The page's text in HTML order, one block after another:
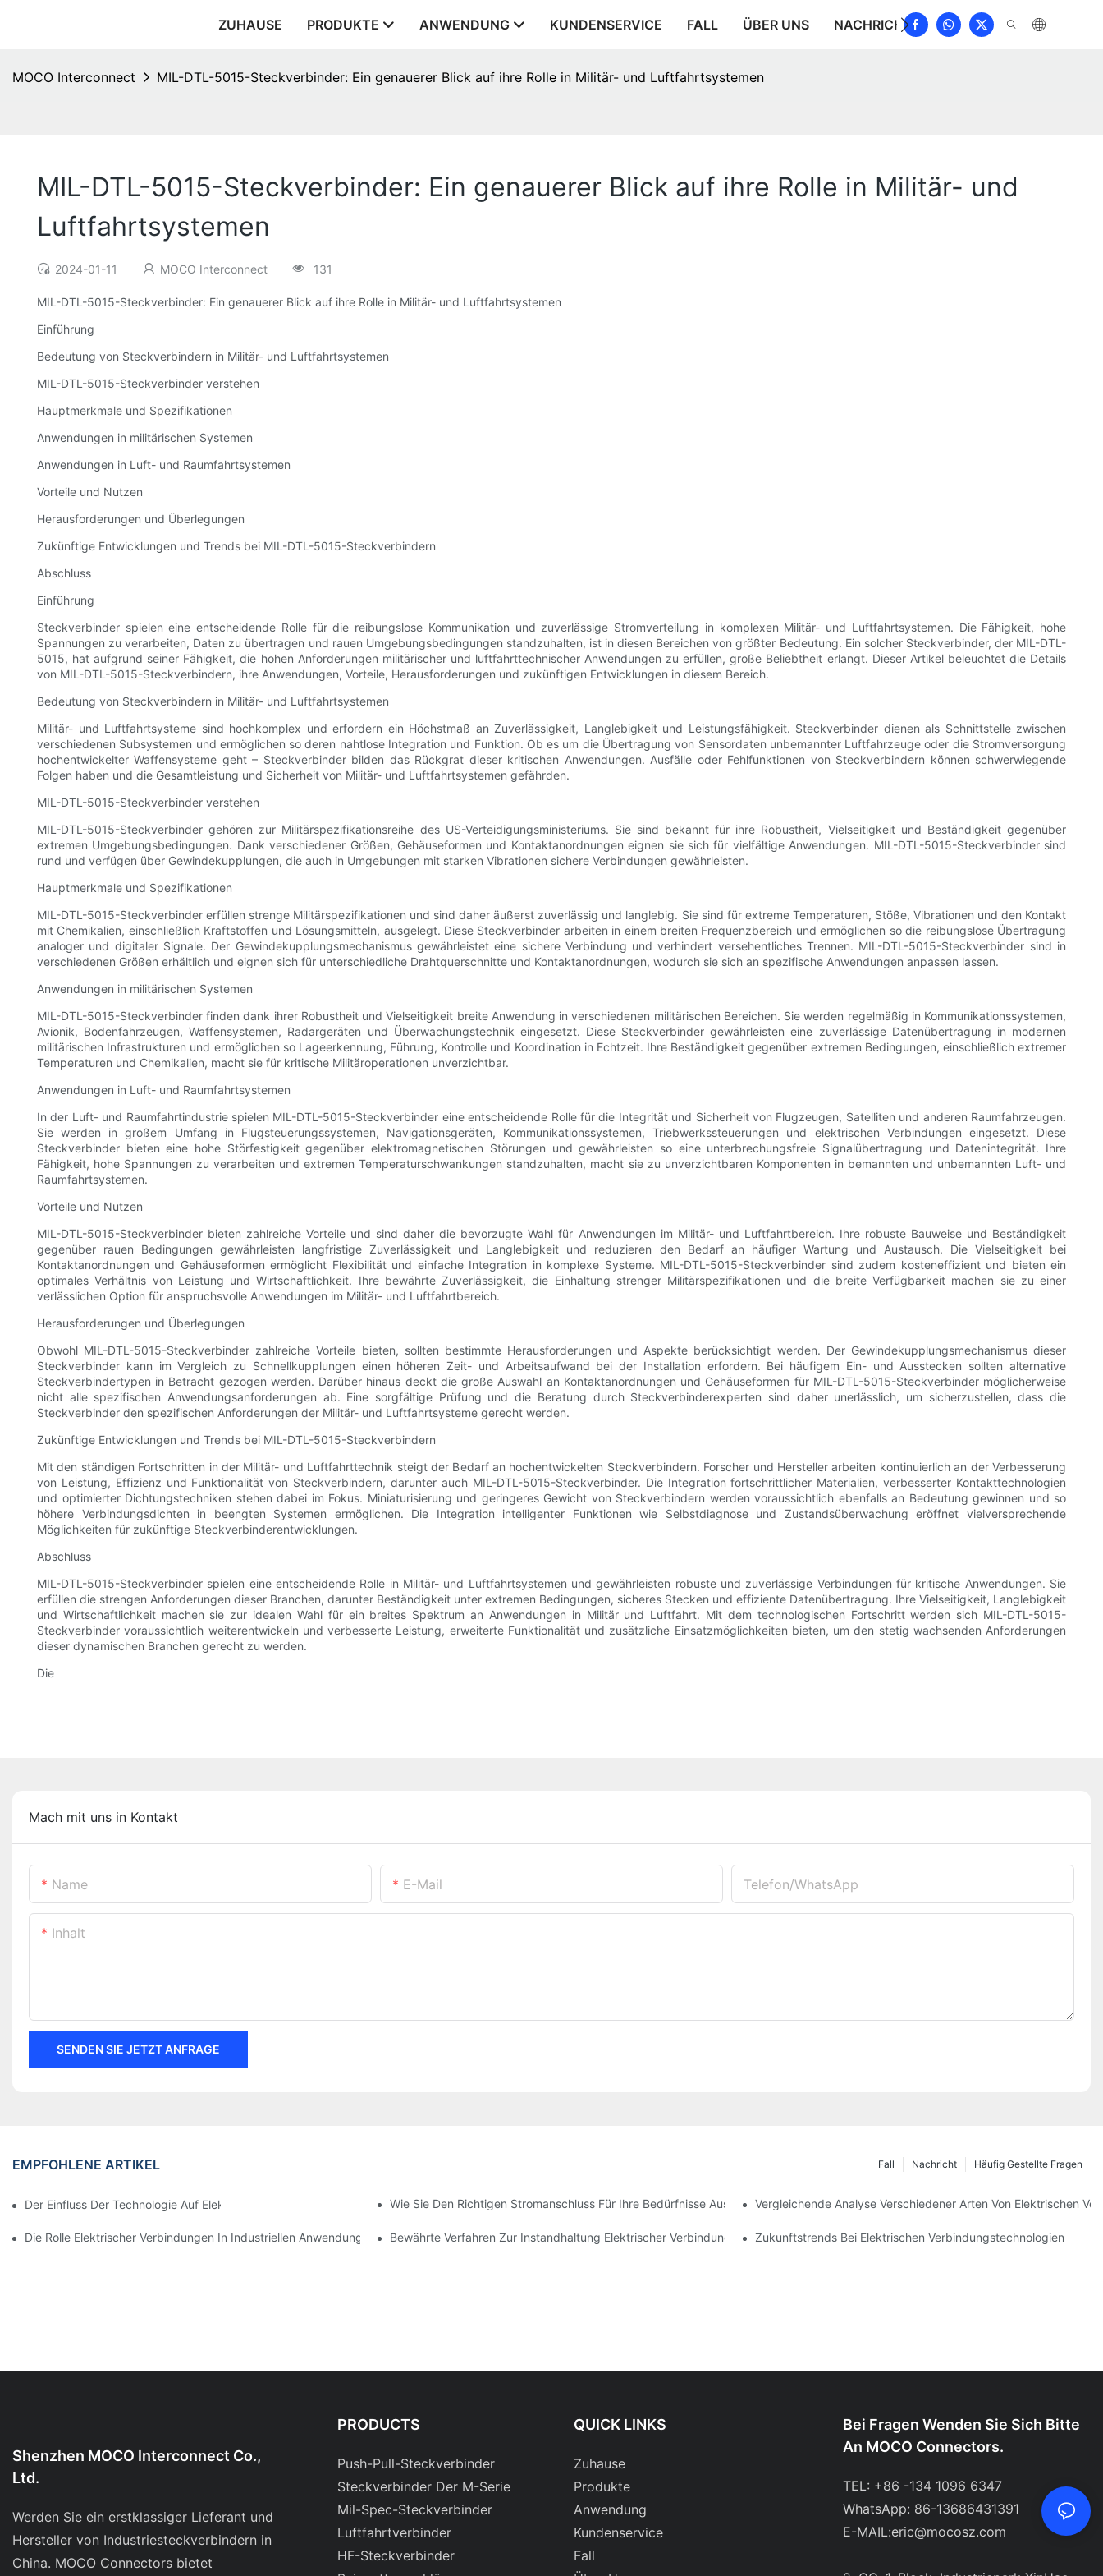
ZUHAUSE PRODUKTE ANWENDUNG KUNDENSERVICE FALL ÜBER UNS NACHRICHT HERUNTERLADEN
MOCO Interconnect MIL-DTL-5015-Steckverbinder: Ein genauerer Blick auf ihre Rolle in Militär- und Luftfahrtsystemen
MIL-DTL-5015-Steckverbinder: Ein genauerer Blick auf ihre Rolle in Militär- und
Luftfahrtsystemen
2024-01-11 MOCO Interconnect 131
MIL-DTL-5015-Steckverbinder: Ein genauerer Blick auf ihre Rolle in Militär- und Luftfahrtsystemen
Einführung
Bedeutung von Steckverbindern in Militär- und Luftfahrtsystemen
MIL-DTL-5015-Steckverbinder verstehen
Hauptmerkmale und Spezifikationen
Anwendungen in militärischen Systemen
Anwendungen in Luft- und Raumfahrtsystemen
Vorteile und Nutzen
Herausforderungen und Überlegungen
Zukünftige Entwicklungen und Trends bei MIL-DTL-5015-Steckverbindern
Abschluss
Einführung
Steckverbinder spielen eine entscheidende Rolle für die reibungslose Kommunikation und zuverlässige Stromverteilung in komplexen Militär- und Luftfahrtsystemen. Die Fähigkeit, hohe
Spannungen zu verarbeiten, Daten zu übertragen und rauen Umgebungsbedingungen standzuhalten, ist in diesen Bereichen von größter Bedeutung. Ein solcher Steckverbinder, der MIL-DTL-
5015, hat aufgrund seiner Fähigkeit, die hohen Anforderungen militärischer und luftfahrttechnischer Anwendungen zu erfüllen, große Beliebtheit erlangt. Dieser Artikel beleuchtet die Details
von MIL-DTL-5015-Steckverbindern, ihre Anwendungen, Vorteile, Herausforderungen und zukünftigen Entwicklungen in diesem Bereich.
Bedeutung von Steckverbindern in Militär- und Luftfahrtsystemen
Militär- und Luftfahrtsysteme sind hochkomplex und erfordern ein Höchstmaß an Zuverlässigkeit, Langlebigkeit und Leistungsfähigkeit. Steckverbinder dienen als Schnittstelle zwischen
verschiedenen Subsystemen und ermöglichen so deren nahtlose Integration und Funktion. Ob es um die Übertragung von Sensordaten unbemannter Luftfahrzeuge oder die Stromversorgung
hochentwickelter Waffensysteme geht – Steckverbinder bilden das Rückgrat dieser kritischen Anwendungen. Ausfälle oder Fehlfunktionen von Steckverbindern können schwerwiegende
Folgen haben und die Gesamtleistung und Sicherheit von Militär- und Luftfahrtsystemen gefährden.
MIL-DTL-5015-Steckverbinder verstehen
MIL-DTL-5015-Steckverbinder gehören zur Militärspezifikationsreihe des US-Verteidigungsministeriums. Sie sind bekannt für ihre Robustheit, Vielseitigkeit und Beständigkeit gegenüber
extremen Umgebungsbedingungen. Dank verschiedener Größen, Gehäuseformen und Kontaktanordnungen eignen sie sich für vielfältige Anwendungen. MIL-DTL-5015-Steckverbinder sind
rund und verfügen über Gewindekupplungen, die auch in Umgebungen mit starken Vibrationen sichere Verbindungen gewährleisten.
Hauptmerkmale und Spezifikationen
MIL-DTL-5015-Steckverbinder erfüllen strenge Militärspezifikationen und sind daher äußerst zuverlässig und langlebig. Sie sind für extreme Temperaturen, Stöße, Vibrationen und den Kontakt
mit Chemikalien, einschließlich Kraftstoffen und Lösungsmitteln, ausgelegt. Diese Steckverbinder arbeiten in einem breiten Frequenzbereich und ermöglichen so die reibungslose Übertragung
analoger und digitaler Signale. Der Gewindekupplungsmechanismus gewährleistet eine sichere Verbindung und verhindert versehentliches Trennen. MIL-DTL-5015-Steckverbinder sind in
verschiedenen Größen erhältlich und eignen sich für unterschiedliche Drahtquerschnitte und Kontaktanordnungen, wodurch sie sich an spezifische Anwendungen anpassen lassen.
Anwendungen in militärischen Systemen
MIL-DTL-5015-Steckverbinder finden dank ihrer Robustheit und Vielseitigkeit breite Anwendung in verschiedenen militärischen Bereichen. Sie werden regelmäßig in Kommunikationssystemen,
Avionik, Bodenfahrzeugen, Waffensystemen, Radargeräten und Überwachungstechnik eingesetzt. Diese Steckverbinder gewährleisten eine zuverlässige Datenübertragung in modernen
militärischen Infrastrukturen und ermöglichen so Lageerkennung, Führung, Kontrolle und Koordination in Echtzeit. Ihre Beständigkeit gegenüber extremen Bedingungen, einschließlich extremer
Temperaturen und Chemikalien, macht sie für kritische Militäroperationen unverzichtbar.
Anwendungen in Luft- und Raumfahrtsystemen
In der Luft- und Raumfahrtindustrie spielen MIL-DTL-5015-Steckverbinder eine entscheidende Rolle für die Integrität und Sicherheit von Flugzeugen, Satelliten und anderen Raumfahrzeugen.
Sie werden in großem Umfang in Flugsteuerungssystemen, Navigationsgeräten, Kommunikationssystemen, Triebwerkssteuerungen und elektrischen Verbindungen eingesetzt. Diese
Steckverbinder bieten eine hohe Störfestigkeit gegenüber elektromagnetischen Störungen und gewährleisten so eine unterbrechungsfreie Signalübertragung und Datenintegrität. Ihre
Fähigkeit, hohe Spannungen zu verarbeiten und extremen Temperaturschwankungen standzuhalten, macht sie zu unverzichtbaren Komponenten in bemannten und unbemannten Luft- und
Raumfahrtsystemen.
Vorteile und Nutzen
MIL-DTL-5015-Steckverbinder bieten zahlreiche Vorteile und sind daher die bevorzugte Wahl für Anwendungen im Militär- und Luftfahrtbereich. Ihre robuste Bauweise und Beständigkeit
gegenüber rauen Bedingungen gewährleisten langfristige Zuverlässigkeit und Langlebigkeit und reduzieren den Bedarf an häufiger Wartung und Austausch. Die Vielseitigkeit bei
Kontaktanordnungen und Gehäuseformen ermöglicht Flexibilität und einfache Integration in komplexe Systeme. MIL-DTL-5015-Steckverbinder sind zudem kosteneffizient und bieten ein
optimales Verhältnis von Leistung und Wirtschaftlichkeit. Ihre bewährte Zuverlässigkeit, die Einhaltung strenger Militärspezifikationen und die breite Verfügbarkeit machen sie zu einer
verlässlichen Option für anspruchsvolle Anwendungen im Militär- und Luftfahrtbereich.
Herausforderungen und Überlegungen
Obwohl MIL-DTL-5015-Steckverbinder zahlreiche Vorteile bieten, sollten bestimmte Herausforderungen und Aspekte berücksichtigt werden. Der Gewindekupplungsmechanismus dieser
Steckverbinder kann im Vergleich zu Schnellkupplungen einen höheren Zeit- und Arbeitsaufwand bei der Installation erfordern. Bei häufigem Ein- und Ausstecken sollten alternative
Steckverbindertypen in Betracht gezogen werden. Darüber hinaus deckt die große Auswahl an Kontaktanordnungen und Gehäuseformen für MIL-DTL-5015-Steckverbinder möglicherweise
nicht alle spezifischen Anwendungsanforderungen ab. Eine sorgfältige Prüfung und die Beratung durch Steckverbinderexperten sind daher unerlässlich, um sicherzustellen, dass die
Steckverbinder den spezifischen Anforderungen der Militär- und Luftfahrtsysteme gerecht werden.
Zukünftige Entwicklungen und Trends bei MIL-DTL-5015-Steckverbindern
Mit den ständigen Fortschritten in der Militär- und Luftfahrttechnik steigt der Bedarf an hochentwickelten Steckverbindern. Forscher und Hersteller arbeiten kontinuierlich an der Verbesserung
von Leistung, Effizienz und Funktionalität von Steckverbindern, darunter auch MIL-DTL-5015-Steckverbinder. Die Integration fortschrittlicher Materialien, verbesserter Kontakttechnologien
und optimierter Dichtungstechniken stehen dabei im Fokus. Miniaturisierung und geringeres Gewicht von Steckverbindern werden voraussichtlich ebenfalls an Bedeutung gewinnen und so
höhere Verbindungsdichten in beengten Systemen ermöglichen. Die Integration intelligenter Funktionen wie Selbstdiagnose und Zustandsüberwachung eröffnet vielversprechende
Möglichkeiten für zukünftige Steckverbinderentwicklungen.
Abschluss
MIL-DTL-5015-Steckverbinder spielen eine entscheidende Rolle in Militär- und Luftfahrtsystemen und gewährleisten robuste und zuverlässige Verbindungen für kritische Anwendungen. Sie
erfüllen die strengen Anforderungen dieser Branchen, darunter Beständigkeit unter extremen Bedingungen, sicheres Stecken und effiziente Datenübertragung. Ihre Vielseitigkeit, Langlebigkeit
und Wirtschaftlichkeit machen sie zur idealen Wahl für ein breites Spektrum an Anwendungen in Militär und Luftfahrt. Mit dem technologischen Fortschritt werden sich MIL-DTL-5015-
Steckverbinder voraussichtlich weiterentwickeln und verbesserte Leistung, erweiterte Funktionalität und zusätzliche Einsatzmöglichkeiten bieten, um den stetig wachsenden Anforderungen
dieser dynamischen Branchen gerecht zu werden.
Die
Mach mit uns in Kontakt
Name E-Mail Telefon/WhatsApp
Inhalt
SENDEN SIE JETZT ANFRAGE
EMPFOHLENE ARTIKEL Häufig Gestellte Fragen
Nachricht
Fall
Der Einfluss Der Technologie Auf Elektrische Verbindungen In Der ElektronikWie Sie Den Richtigen Stromanschluss Für Ihre Bedürfnisse AuswählenVergleichende Analyse Verschiedener Arten Von Elektrischen
Die Rolle Elektrischer Verbindungen In Industriellen Anwendungen Bewährte Verfahren Zur Instandhaltung Elektrischer Verbindungen Zukunftstrends Bei Elektrischen Verbindungstechnologien
Shenzhen MOCO Interconnect Co.,
Ltd.
Werden Sie ein erstklassiger Lieferant und
Hersteller von Industriesteckverbindern in
China. MOCO Connectors bietet
PRODUCTS
Push-Pull-Steckverbinder
Steckverbinder Der M-Serie
Mil-Spec-Steckverbinder
Luftfahrtverbinder
HF-Steckverbinder
QUICK LINKS
Zuhause
Produkte
Anwendung
Kundenservice
Fall
Bei Fragen Wenden Sie Sich Bitte
An MOCO Connectors.
TEL: +86 -134 1096 6347
WhatsApp: 86-13686431391
E-MAIL:eric@mocosz.com